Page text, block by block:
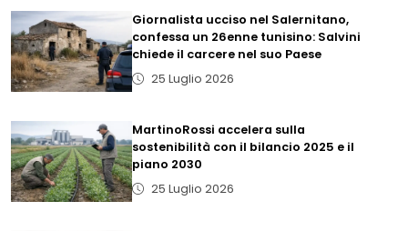
Giornalista ucciso nel Salernitano,
confessa un 26enne tunisino: Salvini
chiede il carcere nel suo Paese
25 Luglio 2026
MartinoRossi accelera sulla
sostenibilità con il bilancio 2025 e il
piano 2030
25 Luglio 2026